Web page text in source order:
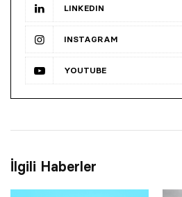
LINKEDIN
INSTAGRAM
YOUTUBE
İlgili Haberler